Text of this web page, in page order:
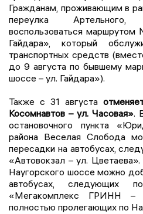
Гражданам, проживающим в
переулка
воспользоваться
Гайдара», который
транспортных средств
до 9 августа по бывшему
шоссе – ул. Гайдара»).
Также с 31 августа
Косомнавтов – ул. Часовая».
остановочного пункта
района Веселая Слобода
пересадки на автобусах,
«Автовокзал – ул.
Наугорского шоссе можно
автобусах,
«Мегакомплекс ГРИНН –
полностью пролегающих по